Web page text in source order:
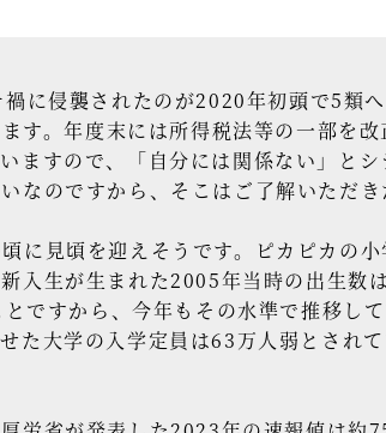
に侵襲されたのが2020年初頭で5類
す。年度末には所得税法等の一部を
ますので、「自分には関係ない」と
なのですから、そこはご了解いただき
見頃を迎えそうです。ピカピカの
入生が生まれた2005年当時の出生数
ですから、今年もその水準で推移し
た大学の入学定員は63万人弱とされ